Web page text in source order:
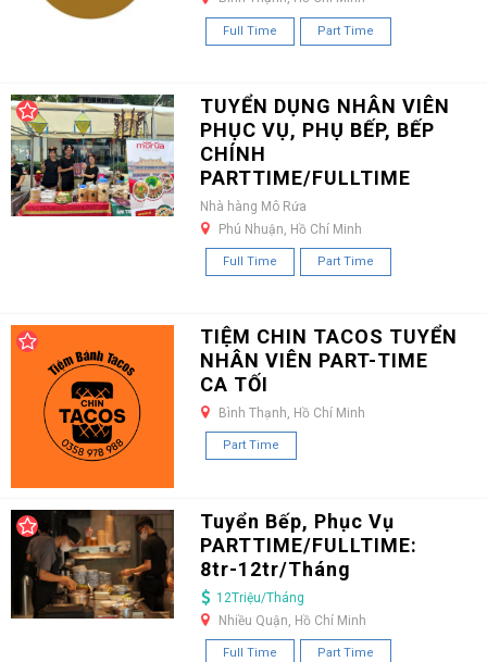
Full Time Part Time
TUYỂN DỤNG NHÂN VIÊN
PHỤC VỤ, PHỤ BẾP, BẾP
CHÍNH
PARTTIME/FULLTIME
Nhà hàng Mô Rứa
Phú Nhuận, Hồ Chí Minh
Full Time Part Time
TIỆM CHIN TACOS TUYỂN
NHÂN VIÊN PART-TIME
CA TỐI
Bình Thạnh, Hồ Chí Minh
Part Time
Tuyển Bếp, Phục Vụ
PARTTIME/FULLTIME:
8tr-12tr/Tháng
12Triệu/Tháng
Nhiều Quận, Hồ Chí Minh
Full Time Part Time